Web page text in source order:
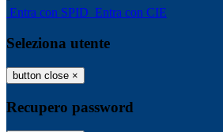
Entra con SPID Entra con CIE
Seleziona utente
button close ×
Recupero password